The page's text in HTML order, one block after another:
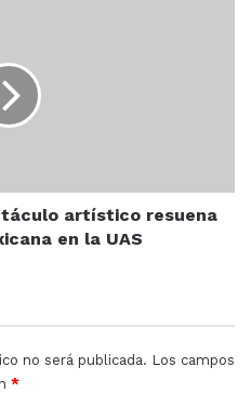
y pensamiento de
artístico resuena
en la UAS
no será publicada. Los campos
*